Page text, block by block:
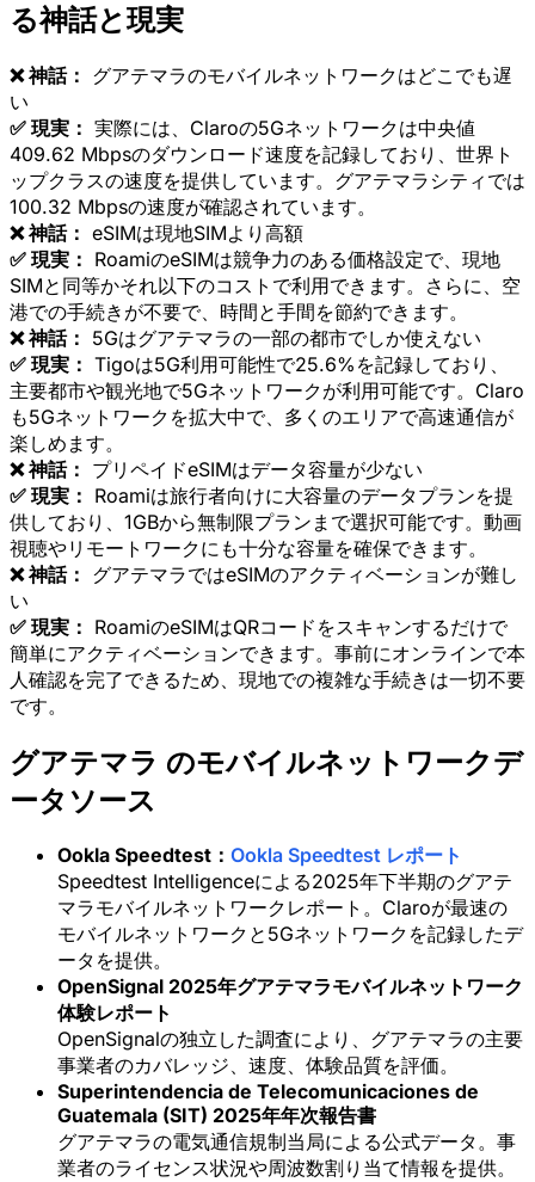
る神話と現実
❌ 神話： グアテマラのモバイルネットワークはどこでも遅
い
✅ 現実： 実際には、Claroの5Gネットワークは中央値
409.62 Mbpsのダウンロード速度を記録しており、世界ト
ップクラスの速度を提供しています。グアテマラシティでは
100.32 Mbpsの速度が確認されています。
❌ 神話： eSIMは現地SIMより高額
✅ 現実： RoamiのeSIMは競争力のある価格設定で、現地
SIMと同等かそれ以下のコストで利用できます。さらに、空
港での手続きが不要で、時間と手間を節約できます。
❌ 神話： 5Gはグアテマラの一部の都市でしか使えない
✅ 現実： Tigoは5G利用可能性で25.6%を記録しており、
主要都市や観光地で5Gネットワークが利用可能です。Claro
も5Gネットワークを拡大中で、多くのエリアで高速通信が
楽しめます。
❌ 神話： プリペイドeSIMはデータ容量が少ない
✅ 現実： Roamiは旅行者向けに大容量のデータプランを提
供しており、1GBから無制限プランまで選択可能です。動画
視聴やリモートワークにも十分な容量を確保できます。
❌ 神話： グアテマラではeSIMのアクティベーションが難し
い
✅ 現実： RoamiのeSIMはQRコードをスキャンするだけで
簡単にアクティベーションできます。事前にオンラインで本
人確認を完了できるため、現地での複雑な手続きは一切不要
です。
グアテマラ のモバイルネットワークデ
ータソース
Ookla Speedtest： Ookla Speedtest レポート
Speedtest Intelligenceによる2025年下半期のグアテ
マラモバイルネットワークレポート。Claroが最速の
モバイルネットワークと5Gネットワークを記録したデ
ータを提供。
OpenSignal 2025年グアテマラモバイルネットワーク
体験レポート
OpenSignalの独立した調査により、グアテマラの主要
事業者のカバレッジ、速度、体験品質を評価。
Superintendencia de Telecomunicaciones de
Guatemala (SIT) 2025年年次報告書
グアテマラの電気通信規制当局による公式データ。事
業者のライセンス状況や周波数割り当て情報を提供。